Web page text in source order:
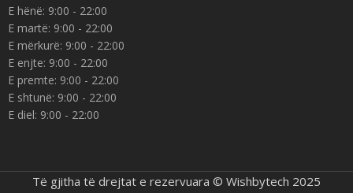
E hënë: 9:00 - 22:00
E martë: 9:00 - 22:00
E mërkurë: 9:00 - 22:00
E enjte: 9:00 - 22:00
E premte: 9:00 - 22:00
E shtunë: 9:00 - 22:00
E diel: 9:00 - 22:00
Të gjitha të drejtat e rezervuara © Wishbytech 2025